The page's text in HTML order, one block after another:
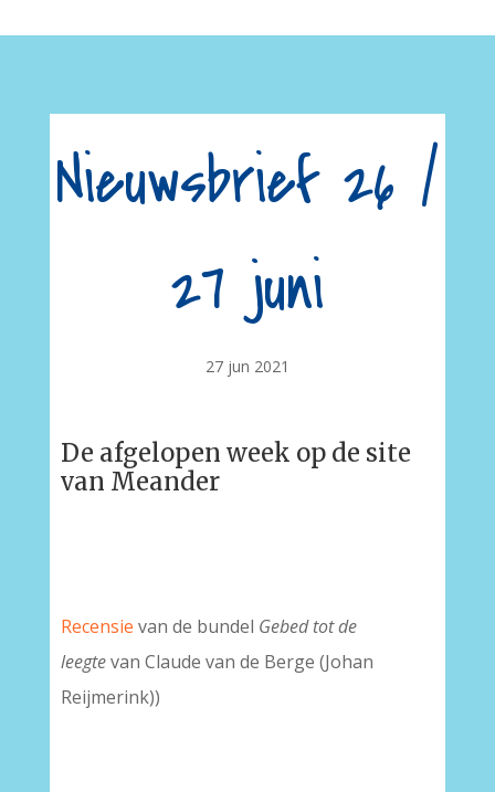
Nieuwsbrief 26 /
27 juni
27 jun 2021
De afgelopen week op de site
van Meander
Recensie van de bundel Gebed tot de
leegtevan Claude van de Berge (Johan
Reijmerink))